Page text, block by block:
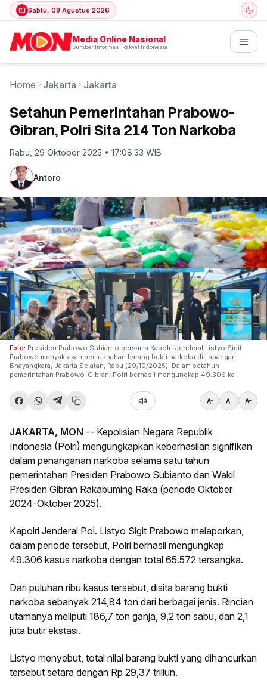
Sabtu, 08 Agustus 2026
Media Online Nasional
Sumber Informasi Rakyat Indonesia
Home Jakarta Jakarta
Setahun Pemerintahan Prabowo-
Gibran, Polri Sita 214 Ton Narkoba
Rabu, 29 Oktober 2025 • 17:08:33 WIB
Antoro
Foto: Presiden Prabowo Subianto bersama Kapolri Jenderal Listyo Sigit
Prabowo menyaksikan pemusnahan barang bukti narkoba di Lapangan
Bhayangkara, Jakarta Selatan, Rabu (29/10/2025). Dalam setahun
pemerintahan Prabowo-Gibran, Polri berhasil mengungkap 49.306 ka
JAKARTA, MON -- Kepolisian Negara Republik
Indonesia (Polri) mengungkapkan keberhasilan signifikan
dalam penanganan narkoba selama satu tahun
pemerintahan Presiden Prabowo Subianto dan Wakil
Presiden Gibran Rakabuming Raka (periode Oktober
2024-Oktober 2025).
Kapolri Jenderal Pol. Listyo Sigit Prabowo melaporkan,
dalam periode tersebut, Polri berhasil mengungkap
49.306 kasus narkoba dengan total 65.572 tersangka.
Dari puluhan ribu kasus tersebut, disita barang bukti
narkoba sebanyak 214,84 ton dari berbagai jenis. Rincian
utamanya meliputi 186,7 ton ganja, 9,2 ton sabu, dan 2,1
juta butir ekstasi.
Listyo menyebut, total nilai barang bukti yang dihancurkan
tersebut setara dengan Rp 29,37 triliun.